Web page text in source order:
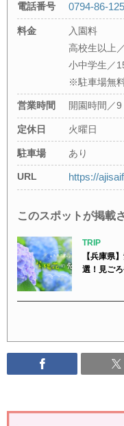
電話番号 0794-86-
料金
入園料
高校生以上
小中学生／
※駐車場無
営業時間 開園時間／
定休日 火曜日
駐車場 あり
URL https://
このスポットが掲載
TRIP
【兵庫県
選！見ご